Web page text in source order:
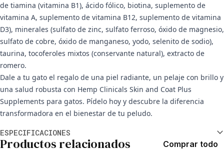
de tiamina (vitamina B1), ácido fólico, biotina, suplemento de
vitamina A, suplemento de vitamina B12, suplemento de vitamina
D3), minerales (sulfato de zinc, sulfato ferroso, óxido de magnesio,
sulfato de cobre, óxido de manganeso, yodo, selenito de sodio),
taurina, tocoferoles mixtos (conservante natural), extracto de
romero.
Dale a tu gato el regalo de una piel radiante, un pelaje con brillo y
una salud robusta con Hemp Clinicals Skin and Coat Plus
Supplements para gatos. Pídelo hoy y descubre la diferencia
transformadora en el bienestar de tu peludo.
ESPECIFICACIONES
Productos relacionados Comprar todo